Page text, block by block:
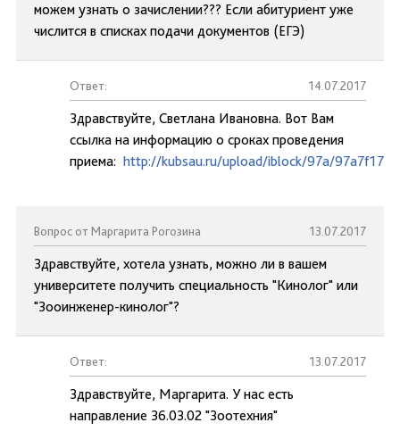
можем узнать о зачислении??? Если абитуриент уже
числится в списках подачи документов (ЕГЭ)
Ответ: 14.07.2017
Здравствуйте, Светлана Ивановна. Вот Вам
ссылка на информацию о сроках проведения
приема: http://kubsau.ru/upload/iblock/97a/
Вопрос от Маргарита Рогозина 13.07.2017
Здравствуйте, хотела узнать, можно ли в вашем
университете получить специальность "Кинолог" или
"Зооинженер-кинолог"?
Ответ: 13.07.2017
Здравствуйте, Маргарита. У нас есть
направление 36.03.02 "Зоотехния"